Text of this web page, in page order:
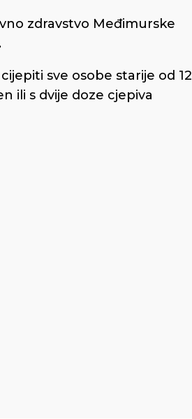
zdravstvo Međimurske
sve osobe starije od 12
ili s dvije doze cjepiva